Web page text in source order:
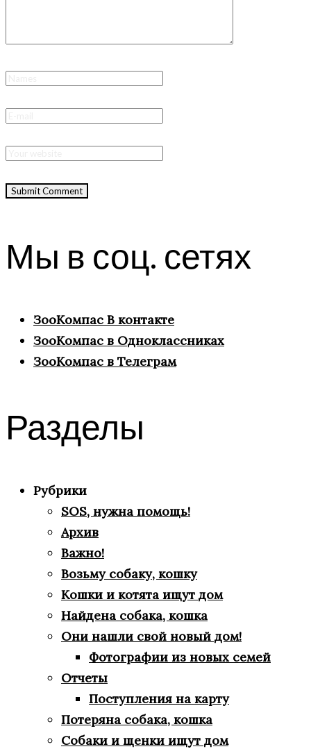
Мы в соц. сетях
ЗооКомпас В контакте
ЗооКомпас в Одноклассниках
ЗооКомпас в Телеграм
Разделы
Рубрики
SOS, нужна помощь!
Архив
Важно!
Возьму собаку, кошку
Кошки и котята ищут дом
Найдена собака, кошка
Они нашли свой новый дом!
Фотографии из новых семей
Отчеты
Поступления на карту
Потеряна собака, кошка
Собаки и щенки ищут дом